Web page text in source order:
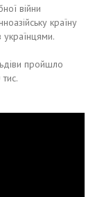
війни
країну
українцями.
пройшло